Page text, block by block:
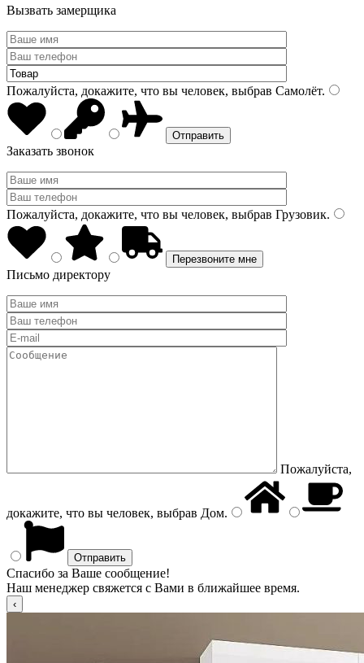
Вызвать замерщика
Пожалуйста, докажите, что вы человек, выбрав Самолёт.
Заказать звонок
Пожалуйста, докажите, что вы человек, выбрав Грузовик.
Письмо директору
Пожалуйста,
докажите, что вы человек, выбрав Дом.
Спасибо за Ваше сообщение!
Наш менеджер свяжется с Вами в ближайшее время.